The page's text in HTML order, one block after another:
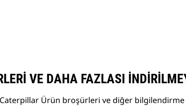
VE DAHA FAZLASI
Ürün broşürleri ve diğer bilgilendirme